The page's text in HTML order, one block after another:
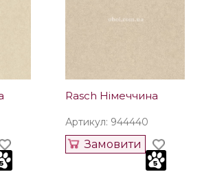
Rasch Німеччина
Артикул: 944440
Замовити